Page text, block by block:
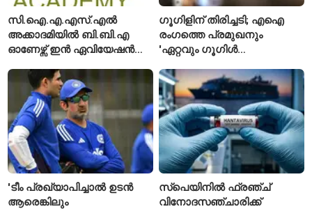
സി.ഐ.എ.എസ്.എൽ
അക്കാദമിയിൽ ബി.ബി.എ
ഓണേഴ്സ് ഇൻ ഏവിയേഷൻ
ഈമാസം 12 വരെ
ഗൂഗിളിന് തിരിച്ചടി; എഐ
രംഗത്തെ പ്രമുഖനും
'ഏറ്റവും ഗൂഗിൾ
വിശേഷിപ്പിക്കപ്പെട്ട
ഗവേഷകൻ രാജിവെച്ചു
'ടീം പ്രഖ്യാപിച്ചാൽ ഉടൻ
ആരെങ്കിലും
സ്പെയിനിൽ ഫ്രഞ്ച്
വിനോദസഞ്ചാരിക്ക്